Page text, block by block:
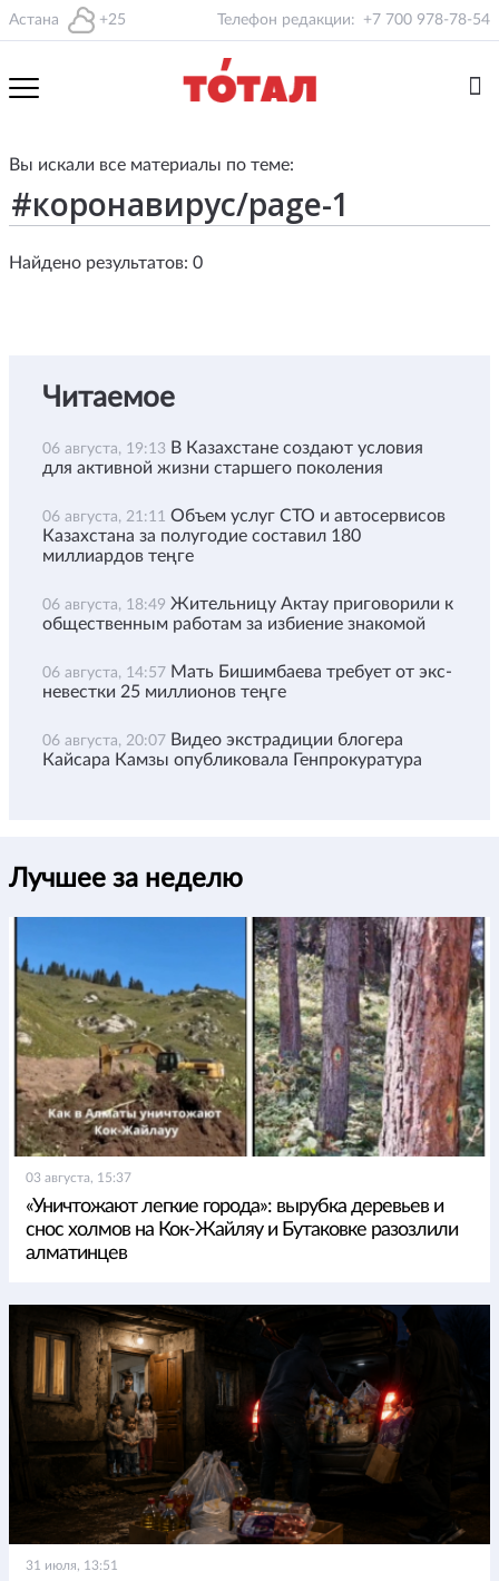
Астана +25 Телефон редакции: +7 700 978-78-54
Вы искали все материалы по теме:
Найдено результатов: 0
Читаемое
06 августа, 19:13 В Казахстане создают условия
для активной жизни старшего поколения
06 августа, 21:11 Объем услуг СТО и автосервисов
Казахстана за полугодие составил 180
миллиардов теңге
06 августа, 18:49 Жительницу Актау приговорили к
общественным работам за избиение знакомой
06 августа, 14:57 Мать Бишимбаева требует от экс-
невестки 25 миллионов теңге
06 августа, 20:07 Видео экстрадиции блогера
Кайсара Камзы опубликовала Генпрокуратура
Лучшее за неделю
03 августа, 15:37
«Уничтожают легкие города»: вырубка деревьев и
снос холмов на Кок-Жайляу и Бутаковке разозлили
алматинцев
31 июля, 13:51